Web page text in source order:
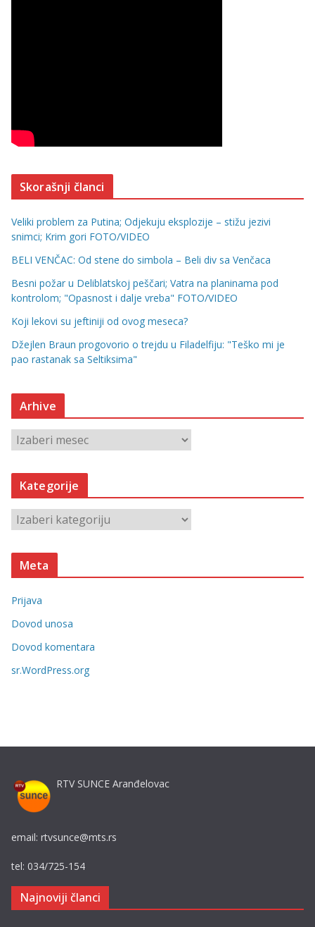
Skorašnji članci
Veliki problem za Putina; Odjekuju eksplozije – stižu jezivi
snimci; Krim gori FOTO/VIDEO
BELI VENČAC: Od stene do simbola – Beli div sa Venčaca
Besni požar u Deliblatskoj peščari; Vatra na planinama pod
kontrolom; "Opasnost i dalje vreba" FOTO/VIDEO
Koji lekovi su jeftiniji od ovog meseca?
Džejlen Braun progovorio o trejdu u Filadelfiju: "Teško mi je
pao rastanak sa Seltiksima"
Arhive
r
h
v
Kategorije
a
t
o
r
i
e
Meta
Prijava
Dovod unosa
Dovod komentara
sr.WordPress.org
RTV SUNCE Aranđelovac
email: rtvsunce@mts.rs
tel: 034/725-154
Najnoviji članci